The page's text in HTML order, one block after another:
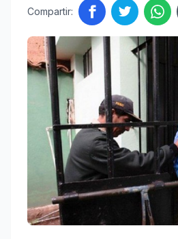
Compartir: